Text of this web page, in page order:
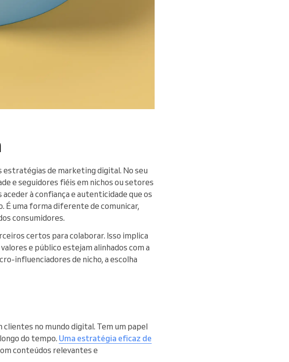
de marketing digital. No seu
e seguidores fiéis em nichos ou setores
à confiança e autenticidade que os
É uma forma diferente de comunicar,
consumidores.
certos para colaborar. Isso implica
e público estejam alinhados com a
influenciadores de nicho, a escolha
no mundo digital. Tem um papel
do tempo. Uma estratégia eficaz de
conteúdos relevantes e